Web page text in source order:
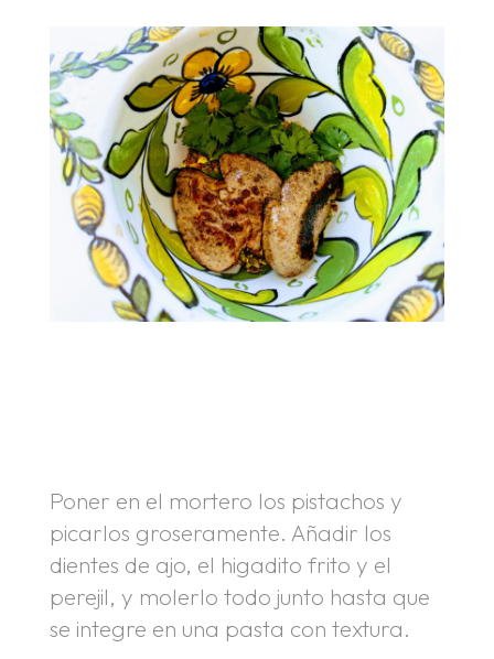
Poner en el mortero los pistachos y
picarlos groseramente. Añadir los
dientes de ajo, el higadito frito y el
perejil, y molerlo todo junto hasta que
se integre en una pasta con textura.